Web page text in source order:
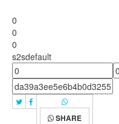
0
0
0
s2sdefault
SHARE